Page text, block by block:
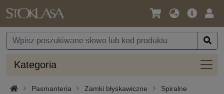
Język
Waluta
Oferta
Kategoria
Pasmanteria Zamki błyskawiczne
Spiralne